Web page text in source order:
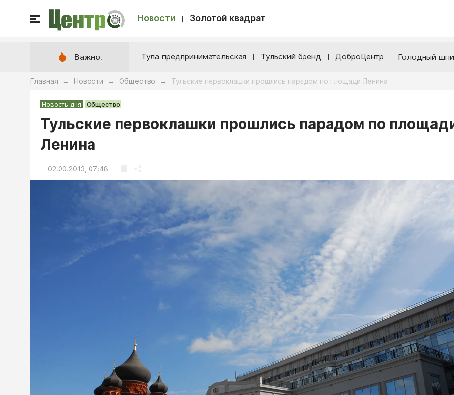
Новости Золотой квадрат
Важно: Тула предпринимательская Тульский бренд ДоброЦентр Голодный
Главная → Новости → Общество → Тульские первоклашки прошлись парадом по площади Ленина
Новость дня Общество
Тульские первоклашки прошлись парадом по
Ленина
02.09.2013, 07:48